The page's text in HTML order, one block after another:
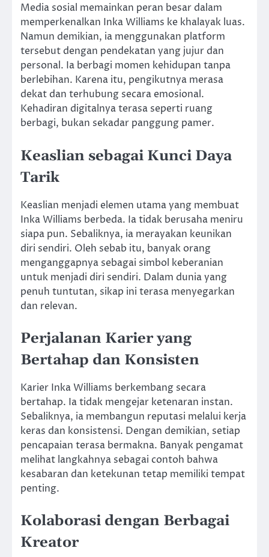
Media sosial memainkan peran besar dalam
memperkenalkan Inka Williams ke khalayak luas.
Namun demikian, ia menggunakan platform
tersebut dengan pendekatan yang jujur dan
personal. Ia berbagi momen kehidupan tanpa
berlebihan. Karena itu, pengikutnya merasa
dekat dan terhubung secara emosional.
Kehadiran digitalnya terasa seperti ruang
berbagi, bukan sekadar panggung pamer.
Keaslian sebagai Kunci Daya
Tarik
Keaslian menjadi elemen utama yang membuat
Inka Williams berbeda. Ia tidak berusaha meniru
siapa pun. Sebaliknya, ia merayakan keunikan
diri sendiri. Oleh sebab itu, banyak orang
menganggapnya sebagai simbol keberanian
untuk menjadi diri sendiri. Dalam dunia yang
penuh tuntutan, sikap ini terasa menyegarkan
dan relevan.
Perjalanan Karier yang
Bertahap dan Konsisten
Karier Inka Williams berkembang secara
bertahap. Ia tidak mengejar ketenaran instan.
Sebaliknya, ia membangun reputasi melalui kerja
keras dan konsistensi. Dengan demikian, setiap
pencapaian terasa bermakna. Banyak pengamat
melihat langkahnya sebagai contoh bahwa
kesabaran dan ketekunan tetap memiliki tempat
penting.
Kolaborasi dengan Berbagai
Kreator